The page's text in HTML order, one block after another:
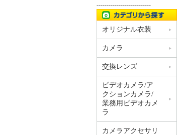
---------------------------
オリジナル衣装
カメラ
交換レンズ
ビデオカメラ/ア
クションカメラ/
業務用ビデオカメ
ラ
カメラアクセサリ